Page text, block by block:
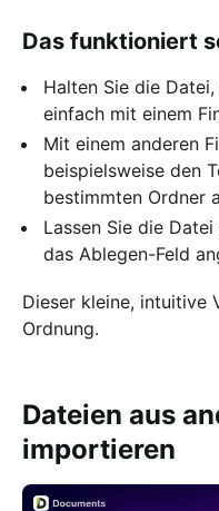
Das funktioniert
Halten Sie die
einfach mit einem
Mit einem anderen
beispielsweise den
bestimmten Ordner
Lassen Sie die
das Ablegen-Feld
Dieser kleine, intuitive
Ordnung.
Dateien aus
importieren